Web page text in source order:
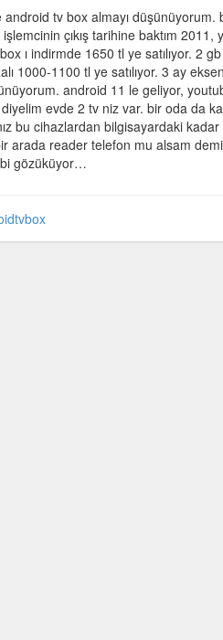
yerine
Android
tv
box
bakacağım
için
tv box almayı
çıkış tarihine baktım 2011,
ı indirmde 1650 tl ye satılıyor. 2
1000-1100 tl ye satılıyor. 3 ay
android 11 le geliyor,
evde 2 tv niz var. bir oda da
bu cihazlardan bilgisayardaki
arada reader telefon mu alsam
gözüküyor…